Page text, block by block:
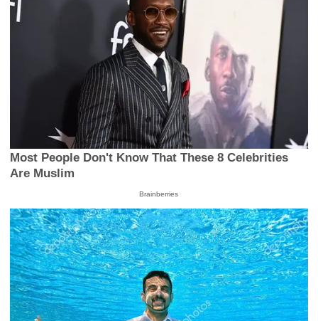
Most People Don't Know That These 8 Celebrities
Are Muslim
Brainberries